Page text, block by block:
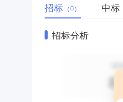
招标 （0） 中标
招标分析